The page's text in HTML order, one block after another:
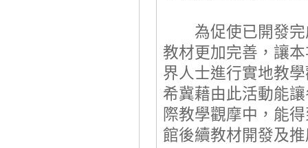
為促使已開發完
教材更加完善，讓
界人士進行實地教
希冀藉由此活動能
際教學觀摩中，能
館後續教材開發及